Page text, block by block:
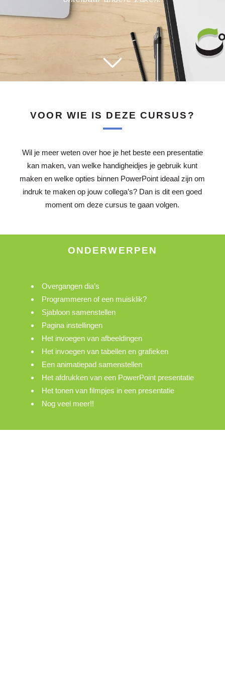
VOOR WIE IS DEZE CURSUS?
Wil je meer weten over hoe je het beste een presentatie
kan maken, van welke handigheidjes je gebruik kunt
maken en welke opties binnen PowerPoint ideaal zijn om
indruk te maken op jouw collega’s? Dan is dit een goed
moment om deze cursus te gaan volgen.
ONDERWERPEN
Overgangen dia’s
Programmeren of een muisklik?
Sjabloon samenstellen
Pagina instellingen
Het invoegen van afbeeldingen
Het invoegen van tabellen en grafieken
Een animatiepad samenstellen
Het afdrukken van een PowerPoint presentatie
Het tonen van filmpjes in een presentatie
Nog veel meer!!